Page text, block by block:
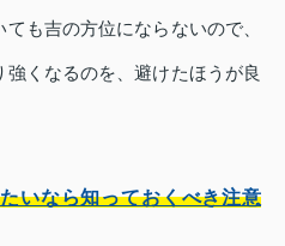
も吉の方位にならないので、
くなるのを、避けたほうが良
いなら知っておくべき注意